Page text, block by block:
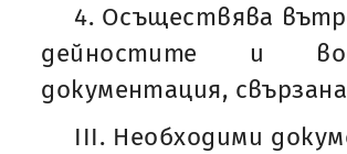
4. Осъществява
дейностите и
документация,
ІІI. Необходими